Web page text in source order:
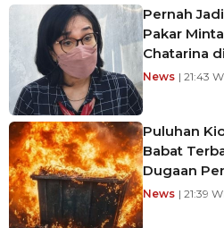
Pernah
Pakar
Chatarina
News | 21:43
Puluhan
Babat
Dugaan
News | 21:39